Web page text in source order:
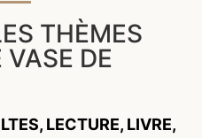
THÈMES
DE
, LECTURE, LIVRE,